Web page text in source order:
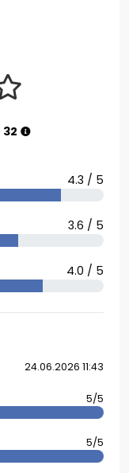
32
4.3 / 5
3.6 / 5
4.0 / 5
24.06.2026 11:43
5/5
5/5